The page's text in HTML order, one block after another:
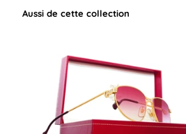
Aussi de cette collection